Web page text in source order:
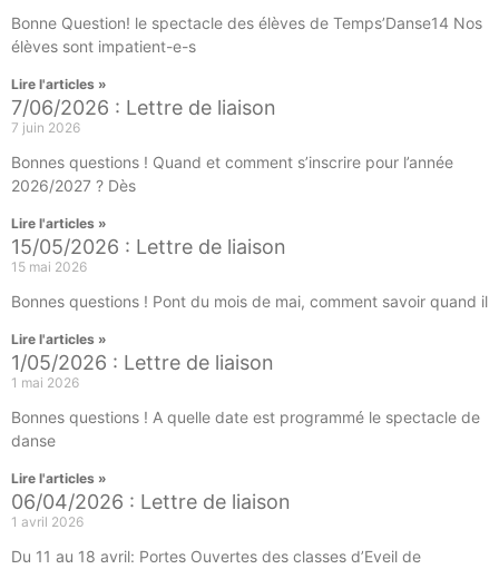
Bonne Question! le spectacle des élèves de Temps’Danse14 Nos
élèves sont impatient-e-s
Lire l'articles »
7/06/2026 : Lettre de liaison
7 juin 2026
Bonnes questions ! Quand et comment s’inscrire pour l’année
2026/2027 ? Dès
Lire l'articles »
15/05/2026 : Lettre de liaison
15 mai 2026
Bonnes questions ! Pont du mois de mai, comment savoir quand il
Lire l'articles »
1/05/2026 : Lettre de liaison
1 mai 2026
Bonnes questions ! A quelle date est programmé le spectacle de
danse
Lire l'articles »
06/04/2026 : Lettre de liaison
1 avril 2026
Du 11 au 18 avril: Portes Ouvertes des classes d’Eveil de